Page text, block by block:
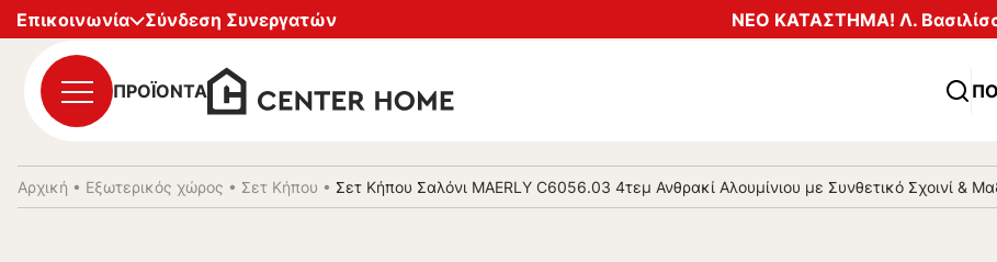
Επικοινωνία
Σύνδεση Συνεργατών ΝΕΟ ΚΑΤΑΣΤΗΜΑ! Λ.
ΠΡΟΪΟΝΤΑ
Αρχική • Εξωτερικός χώρος • Σετ Κήπου • Σετ Κήπου Σαλόνι MAERLY C6056.03 4τεμ Ανθρακί Αλουμίνιου με Συνθετικό Σχοινί &